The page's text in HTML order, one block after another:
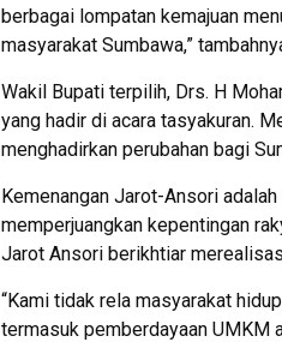
berbagai lompatan kemajuan
masyarakat Sumbawa,”
Wakil Bupati terpilih, Drs. H
yang hadir di acara tasyakuran.
menghadirkan perubahan bagi
Kemenangan Jarot-Ansori
memperjuangkan kepentingan
Jarot Ansori berikhtiar
“Kami tidak rela masyarakat
termasuk pemberdayaan UMKM